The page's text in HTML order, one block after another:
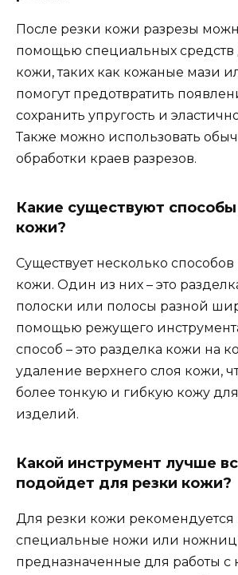
После резки кожи разрезы
помощью специальных средств
кожи, таких как кожаные мази
помогут предотвратить
сохранить упругость и
Также можно использовать
обработки краев разрезов.
Какие существуют
кожи?
Существует несколько
кожи. Один из них – это
полоски или полосы разной
помощью режущего
способ – это разделка кожи на
удаление верхнего слоя кожи,
более тонкую и гибкую кожу
изделий.
Какой инструмент лучше
подойдет для резки кожи?
Для резки кожи рекомендуется
специальные ножи или
предназначенные для работы с